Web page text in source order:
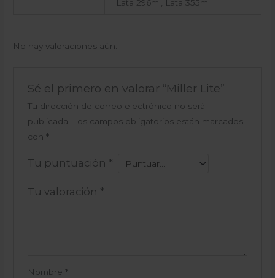
Lata 296ml, Lata 355ml
No hay valoraciones aún.
Sé el primero en valorar “Miller Lite”
Tu dirección de correo electrónico no será
publicada. Los campos obligatorios están marcados
con *
Tu puntuación *
Tu valoración *
Nombre *